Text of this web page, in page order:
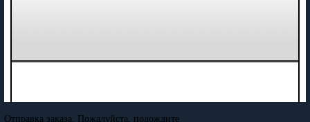
Отправка заказа. Пожалуйста, подождите